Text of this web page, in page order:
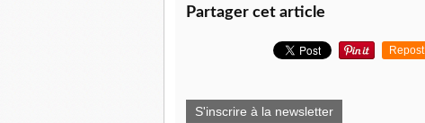
Partager cet article
Repost
S'inscrire à la newsletter